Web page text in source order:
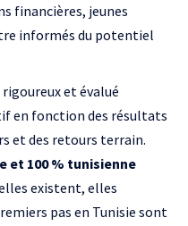
financières, jeunes
informés du potentiel
rigoureux et évalué
en fonction des résultats
et des retours terrain.
et 100 % tunisienne
existent, elles
pas en Tunisie sont